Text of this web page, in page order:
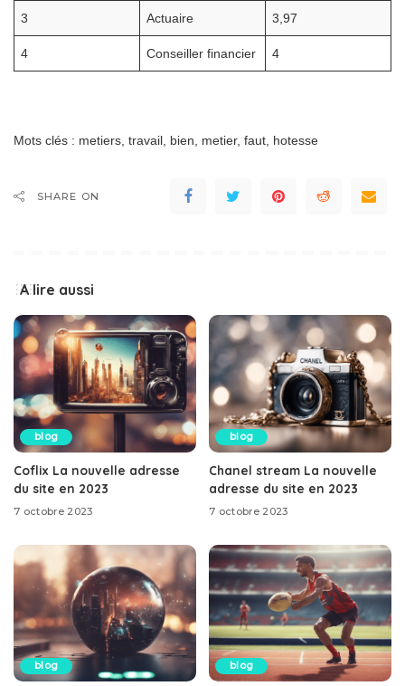
3 Actuaire 3,97
4 Conseiller financier 4
Mots clés : metiers, travail, bien, metier, faut, hotesse
SHARE ON
A lire aussi
blog
Coflix La nouvelle adresse
du site en 2023
7 octobre 2023
blog
Chanel stream La nouvelle
adresse du site en 2023
7 octobre 2023
blog blog